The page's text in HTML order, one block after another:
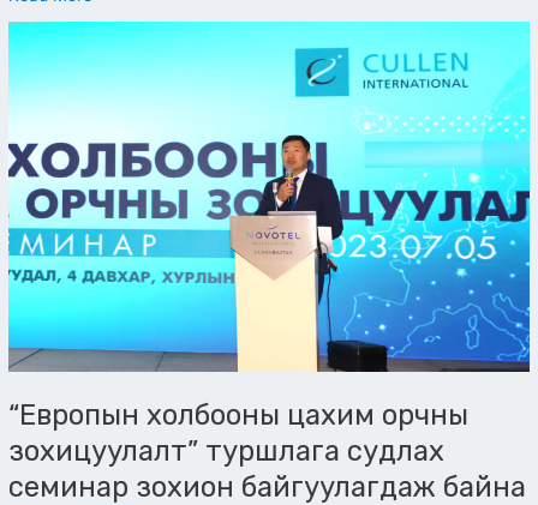
“Европын холбооны цахим орчны
зохицуулалт” туршлага судлах
семинар зохион байгуулагдаж байна
“Европын
холбооны
цахим
зохицуулалт”
туршлага
судлах
семинар
зохион
байгуулагдаж